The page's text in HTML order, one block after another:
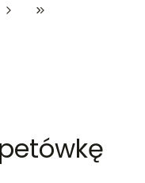
Przejdź do ostatniej